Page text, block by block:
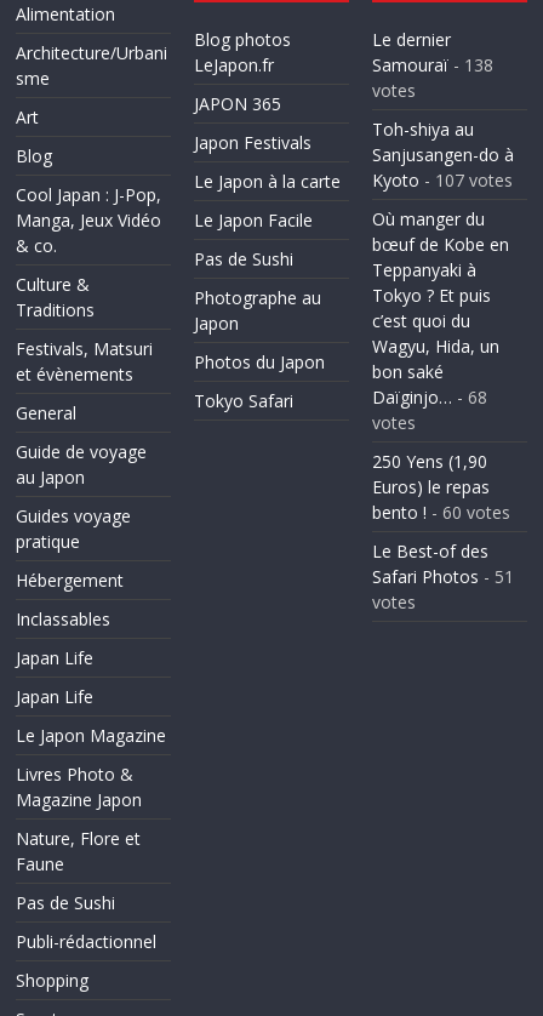
Alimentation
Architecture/Urbani
sme
Art
Blog
Cool Japan : J-Pop,
Manga, Jeux Vidéo
& co.
Culture &
Traditions
Festivals, Matsuri
et évènements
General
Guide de voyage
au Japon
Guides voyage
pratique
Hébergement
Inclassables
Japan Life
Japan Life
Le Japon Magazine
Livres Photo &
Magazine Japon
Nature, Flore et
Faune
Pas de Sushi
Publi-rédactionnel
Shopping
Blog photos
LeJapon.fr
JAPON 365
Japon Festivals
Le Japon à la carte
Le Japon Facile
Pas de Sushi
Photographe au
Japon
Photos du Japon
Tokyo Safari
Le dernier
Samouraï- 138
votes
Toh-shiya au
Sanjusangen-do à
Kyoto - 107 votes
Où manger du
bœuf de Kobe en
Teppanyaki à
Tokyo ? Et puis
c’est quoi du
Wagyu, Hida, un
bon saké
Daïginjo… - 68
votes
250 Yens (1,90
Euros) le repas
bento ! - 60 votes
Le Best-of des
Safari Photos - 51
votes